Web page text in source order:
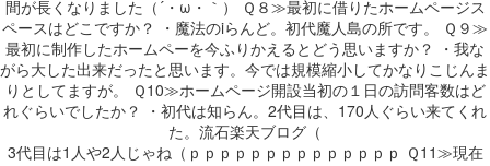
間が長くなりました（´・ω・｀） Ｑ８≫最初に借りたホームページス
ペースはどこですか？ ・魔法のiらんど。初代魔人島の所です。 Ｑ９≫
最初に制作したホームペーを今ふりかえるとどう思いますか？ ・我な
がら大した出来だったと思います。今では規模縮小してかなりこじんま
りとしてますが。 Ｑ10≫ホームページ開設当初の１日の訪問客数はど
れぐらいでしたか？ ・初代は知らん。2代目は、170人ぐらい来てくれ
た。流石楽天ブログ（
3代目は1人や2人じゃね（ｐｐｐｐｐｐｐｐｐｐｐｐｐｐ Ｑ11≫現在